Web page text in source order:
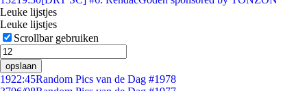
Leuke lijstjes
Leuke lijstjes
Scrollbar gebruiken
opslaan
1922:45Random Pics van de Dag #1978